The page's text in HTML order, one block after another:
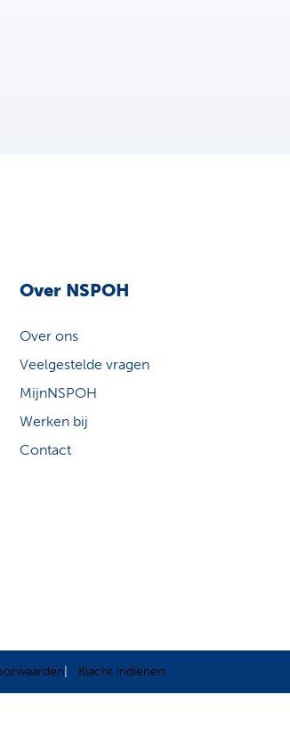
Over NSPOH
Over ons
Veelgestelde vragen
MijnNSPOH
Werken bij
Contact
Klacht indienen